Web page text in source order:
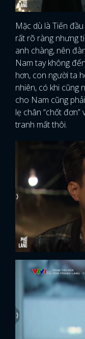
Mặc dù là Tiến
rất rõ ràng nhưng
anh chàng, nên
Nam tay không
hơn, con người ta
nhiên, có khi cũng
cho Nam cũng
lẹ chân “chốt
tranh mất thôi.